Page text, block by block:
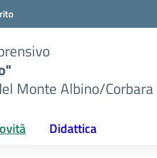
Monte Albino/Corbara
Didattica